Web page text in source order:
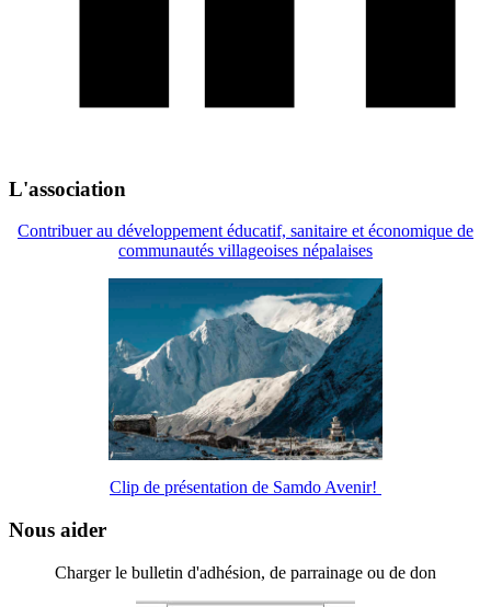
L'association
Contribuer au développement éducatif, sanitaire et économique de
communautés villageoises népalaises
Clip de présentation de Samdo Avenir!
Nous aider
Charger le bulletin d'adhésion, de parrainage ou de don